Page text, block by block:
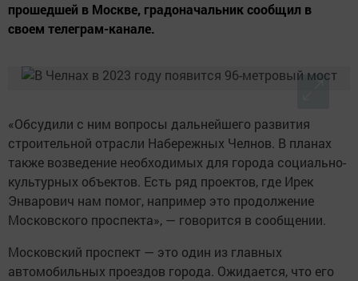
прошедшей в Москве, градоначальник сообщил в
своем телеграм-канале.
«Обсудили с ним вопросы дальнейшего развития
строительной отрасли Набережных Челнов. В планах
также возведение необходимых для города социально-
культурных объектов. Есть ряд проектов, где Ирек
Энварович нам помог, например это продолжение
Московского проспекта», — говорится в сообщении.
Московский проспект — это один из главных
автомобильных проездов города. Ожидается, что его